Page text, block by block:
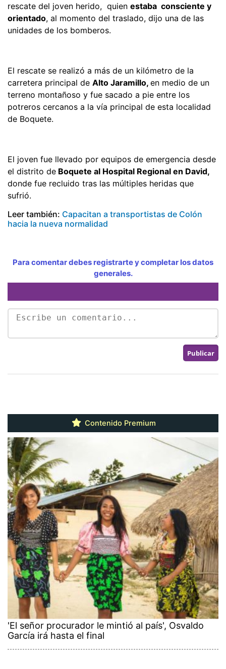
rescate del joven herido, quien estaba consciente y
orientado, al momento del traslado, dijo una de las
unidades de los bomberos.
El rescate se realizó a más de un kilómetro de la
carretera principal de Alto Jaramillo, en medio de un
terreno montañoso y fue sacado a pie entre los
potreros cercanos a la vía principal de esta localidad
de Boquete.
El joven fue llevado por equipos de emergencia desde
el distrito de Boquete al Hospital Regional en David,
donde fue recluido tras las múltiples heridas que
sufrió.
Leer también: Capacitan a transportistas de Colón
hacia la nueva normalidad
Para comentar debes registrarte y completar los datos
generales.
Contenido Premium
'El señor procurador le mintió al país', Osvaldo
García irá hasta el final